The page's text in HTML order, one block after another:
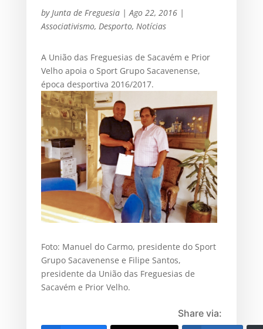
by Junta de Freguesia| Ago 22, 2016|
Associativismo, Desporto, Notícias
A União das Freguesias de Sacavém e Prior
Velho apoia o Sport Grupo Sacavenense,
época desportiva 2016/2017.
Foto: Manuel do Carmo, presidente do Sport
Grupo Sacavenense e Filipe Santos,
presidente da União das Freguesias de
Sacavém e Prior Velho.
Share via: